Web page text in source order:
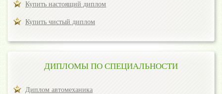
Купить настоящий диплом
Купить чистый диплом
ДИПЛОМЫ ПО СПЕЦИАЛЬНОСТИ
Диплом автомеханика